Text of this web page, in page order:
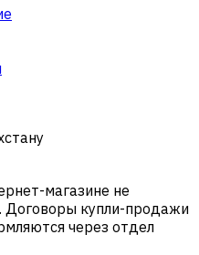
магазине не
Договоры купли-продажи
через отдел